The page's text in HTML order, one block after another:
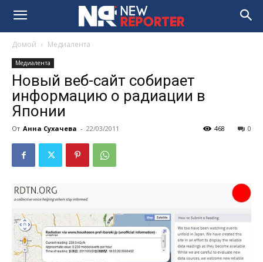
Домой Медиалента
Медиалента
Новый веб-сайт собирает
информацию о радиации в
Японии
От Анна Сухачева - 22/03/2011 0
468